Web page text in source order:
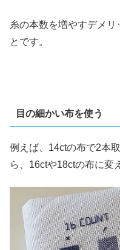
糸の本数を増やすデメ
とです。
目の細かい布を使う
例えば、14ctの布で2本
ら、16ctや18ctの布に変